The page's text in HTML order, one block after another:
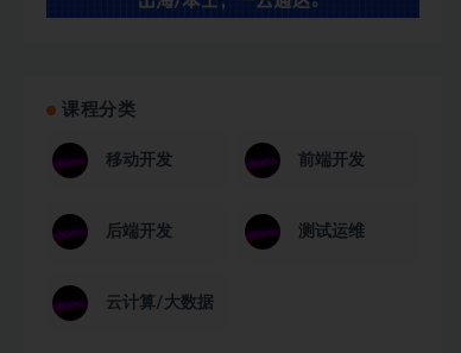
课程分类
移动开发 前端开发
后端开发 测试运维
云计算/大数据